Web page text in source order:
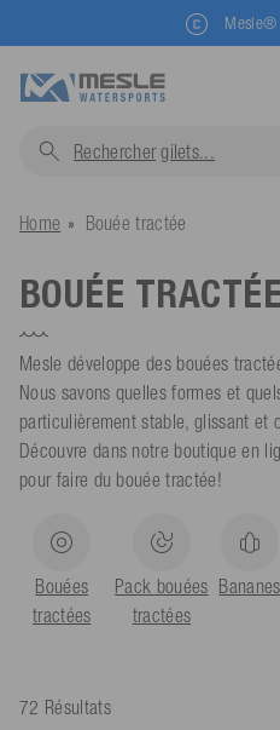
Mesle®
Rechercher gilets...
Home Bouée tractée
BOUÉE TRACTÉE
Mesle développe des bouées
Nous savons quelles formes et
particulièrement stable, glissant et
Découvre dans notre boutique en
pour faire du bouée tractée!
Bouées
tractées
Pack bouées
tractées
Bananes
72 Résultats